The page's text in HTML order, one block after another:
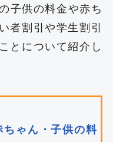
子供の料金や赤ち
者割引や学生割引
とについて紹介し
ゃん・子供の料